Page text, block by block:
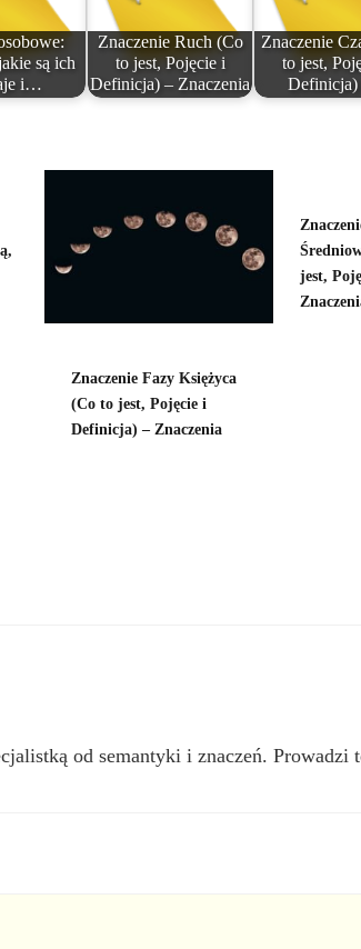
są ich
i…
Znaczenie Ruch (Co
to jest, Pojęcie i
Definicja) – Znaczenia
Znaczenie
to jest,
Znaczenie Fazy Księżyca
(Co to jest, Pojęcie i
Definicja) – Znaczenia
jest,
od semantyki i znaczeń. Prowadzi